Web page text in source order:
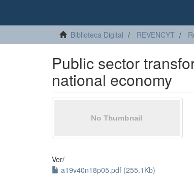
Biblioteca Digital REVENCYT
Public sector
national economy
Ver/
a19v40n18p05.pdf (255.1Kb)